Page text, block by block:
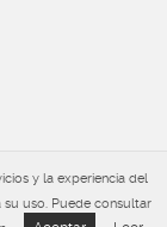
y la experiencia del
su uso. Puede consultar